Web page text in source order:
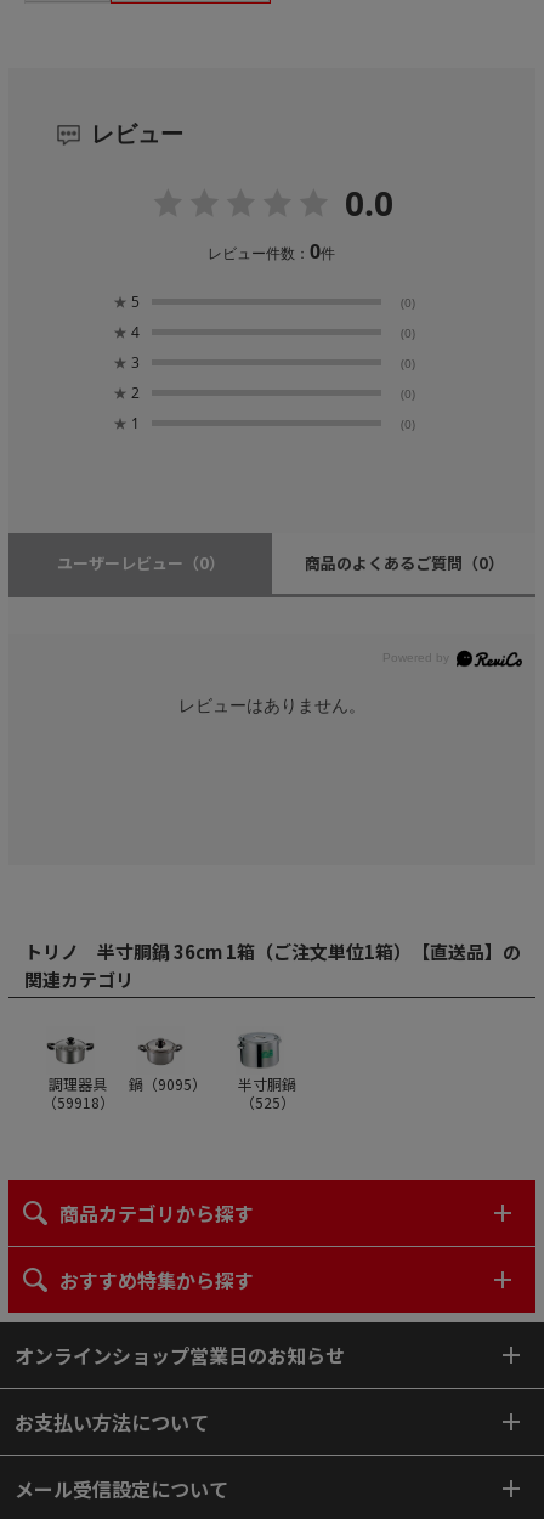
レビュー
0.0
レビュー件数：0件
★ 5 (0)
★ 4 (0)
★ 3 (0)
★ 2 (0)
★ 1 (0)
ユーザーレビュー （0） 商品のよくあるご質問 （0）
レビューはありません。
トリノ 半寸胴鍋 36cm 1箱（ご注文単位1箱）【直送品】の
関連カテゴリ
調理器具
（59918）
鍋（9095）
半寸胴鍋
（525）
商品カテゴリから探す
おすすめ特集から探す
オンラインショップ営業日のお知らせ
お支払い方法について
メール受信設定について